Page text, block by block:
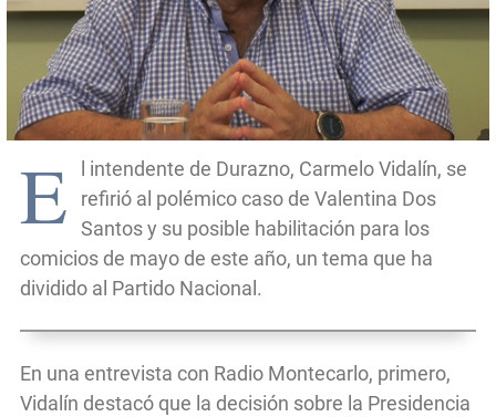
E
l intendente de Durazno, Carmelo Vidalín, se
refirió al polémico caso de Valentina Dos
Santos y su posible habilitación para los
comicios de mayo de este año, un tema que ha
dividido al Partido Nacional.
En una entrevista con Radio Montecarlo, primero,
Vidalín destacó que la decisión sobre la Presidencia